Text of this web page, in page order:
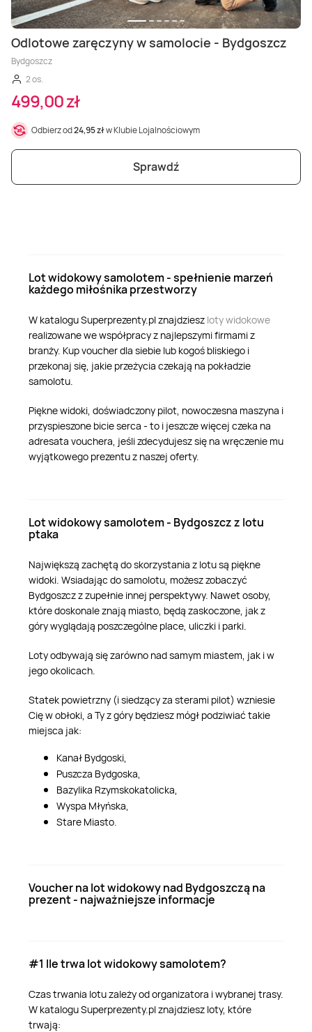
Odlotowe zaręczyny w samolocie - Bydgoszcz
Bydgoszcz
2 os.
499,00 zł
Odbierz od24,95 złw Klubie Lojalnościowym
Sprawdź
Lot widokowy samolotem - spełnienie marzeń
każdego miłośnika przestworzy
W katalogu Superprezenty.pl znajdziesz loty widokowe
realizowane we współpracy z najlepszymi firmami z
branży. Kup voucher dla siebie lub kogoś bliskiego i
przekonaj się, jakie przeżycia czekają na pokładzie
samolotu.
Piękne widoki, doświadczony pilot, nowoczesna maszyna i
przyspieszone bicie serca - to i jeszcze więcej czeka na
adresata vouchera, jeśli zdecydujesz się na wręczenie mu
wyjątkowego prezentu z naszej oferty.
Lot widokowy samolotem - Bydgoszcz z lotu
ptaka
Największą zachętą do skorzystania z lotu są piękne
widoki. Wsiadając do samolotu, możesz zobaczyć
Bydgoszcz z zupełnie innej perspektywy. Nawet osoby,
które doskonale znają miasto, będą zaskoczone, jak z
góry wyglądają poszczególne place, uliczki i parki.
Loty odbywają się zarówno nad samym miastem, jak i w
jego okolicach.
Statek powietrzny (i siedzący za sterami pilot) wzniesie
Cię w obłoki, a Ty z góry będziesz mógł podziwiać takie
miejsca jak:
Kanał Bydgoski,
Puszcza Bydgoska,
Bazylika Rzymskokatolicka,
Wyspa Młyńska,
Stare Miasto.
Voucher na lot widokowy nad Bydgoszczą na
prezent - najważniejsze informacje
#1 Ile trwa lot widokowy samolotem?
Czas trwania lotu zależy od organizatora i wybranej trasy.
W katalogu Superprezenty.pl znajdziesz loty, które
trwają: